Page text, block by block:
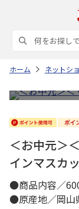
ホーム ネットシ
＜お中元＞
インマスカ
●商品内容／
●原産地／岡山